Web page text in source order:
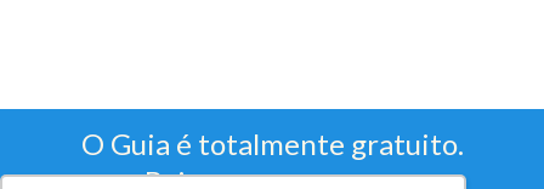
O Guia é totalmente gratuito.
Baixe agora mesmo: